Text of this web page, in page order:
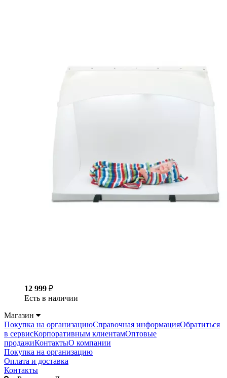
12 999 ₽
Есть в наличии
Магазин
Покупка на организациюСправочная информацияОбратиться
в сервисКорпоративным клиентамОптовые
продажиКонтактыО компании
Покупка на организацию
Оплата и доставка
Контакты